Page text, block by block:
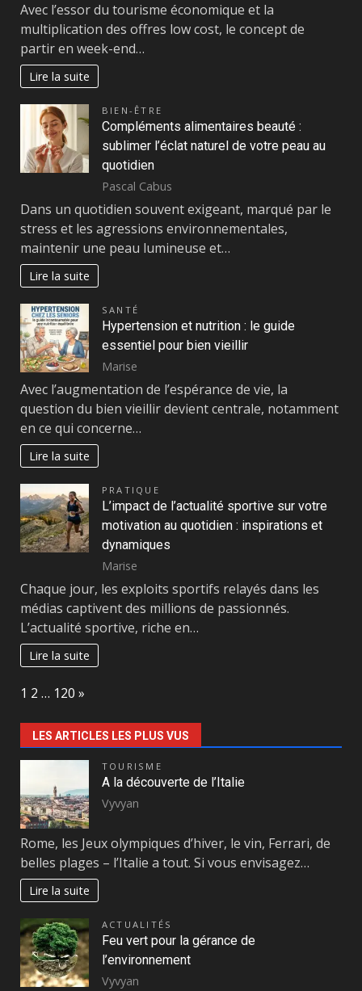
Avec l’essor du tourisme économique et la
multiplication des offres low cost, le concept de
partir en week-end…
Lire la suite
BIEN-ÊTRE
Compléments alimentaires beauté :
sublimer l’éclat naturel de votre peau au
quotidien
Pascal Cabus
Dans un quotidien souvent exigeant, marqué par le
stress et les agressions environnementales,
maintenir une peau lumineuse et…
Lire la suite
SANTÉ
Hypertension et nutrition : le guide
essentiel pour bien vieillir
Marise
Avec l’augmentation de l’espérance de vie, la
question du bien vieillir devient centrale, notamment
en ce qui concerne…
Lire la suite
PRATIQUE
L’impact de l’actualité sportive sur votre
motivation au quotidien : inspirations et
dynamiques
Marise
Chaque jour, les exploits sportifs relayés dans les
médias captivent des millions de passionnés.
L’actualité sportive, riche en…
Lire la suite
Page:
1 2 … 120 Next
»
LES ARTICLES LES PLUS VUS
TOURISME
A la découverte de l’Italie
Vyvyan
Rome, les Jeux olympiques d’hiver, le vin, Ferrari, de
belles plages – l’Italie a tout. Si vous envisagez…
Lire la suite
ACTUALITÉS
Feu vert pour la gérance de
l’environnement
Vyvyan